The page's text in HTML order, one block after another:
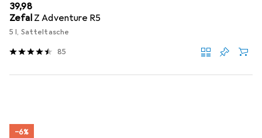
EUR
39,98
Zefal Z Adventure R5
5 l, Satteltasche
85
−6%